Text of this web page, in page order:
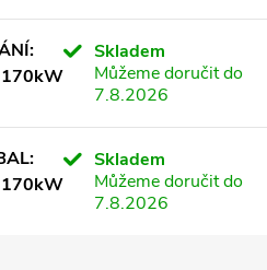
170kW
Skladem
Můžeme doručit do
7.8.2026
170kW
Skladem
Můžeme doručit do
7.8.2026